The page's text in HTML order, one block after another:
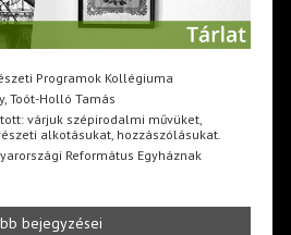
Programok Kollégiuma
Toót-Holló Tamás
várjuk szépirodalmi művüket,
alkotásukat, hozzászólásukat.
Református Egyháznak
bejegyzései